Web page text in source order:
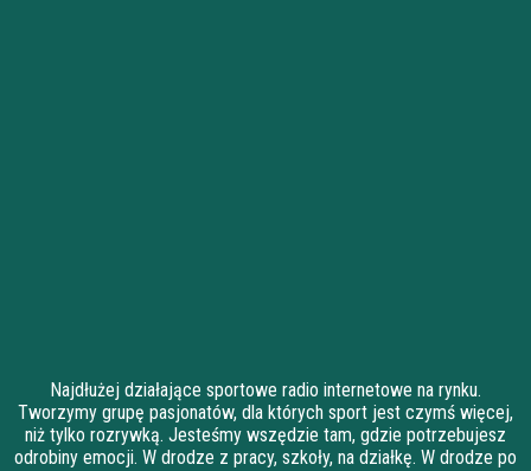
Najdłużej działające sportowe radio internetowe na rynku.
Tworzymy grupę pasjonatów, dla których sport jest czymś więcej,
niż tylko rozrywką. Jesteśmy wszędzie tam, gdzie potrzebujesz
odrobiny emocji. W drodze z pracy, szkoły, na działkę. W drodze po